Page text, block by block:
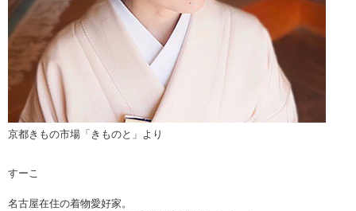
京都きもの市場「きものと」より
すーこ
名古屋在住の着物愛好家。